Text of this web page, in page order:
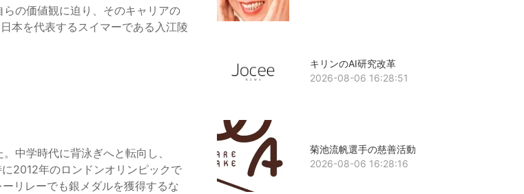
の価値観に迫り、そのキャリアの
本を代表するスイマーである入江陵
中学時代に背泳ぎへと転向し、
2012年のロンドンオリンピックで
リレーでも銀メダルを獲得するな
キリンのAI研究改革
2026-08-06 16:28:51
菊池流帆選手の慈善活動
2026-08-06 16:28:16